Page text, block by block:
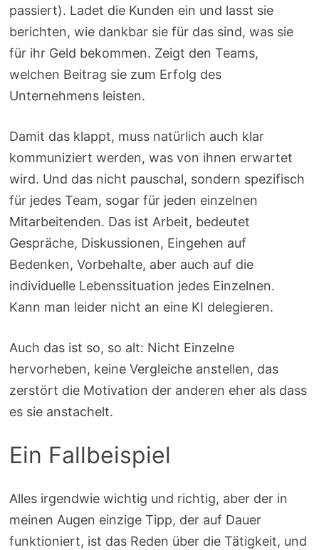
passiert). Ladet die Kunden ein und lasst sie
berichten, wie dankbar sie für das sind, was sie
für ihr Geld bekommen. Zeigt den Teams,
welchen Beitrag sie zum Erfolg des
Unternehmens leisten.
Damit das klappt, muss natürlich auch klar
kommuniziert werden, was von ihnen erwartet
wird. Und das nicht pauschal, sondern spezifisch
für jedes Team, sogar für jeden einzelnen
Mitarbeitenden. Das ist Arbeit, bedeutet
Gespräche, Diskussionen, Eingehen auf
Bedenken, Vorbehalte, aber auch auf die
individuelle Lebenssituation jedes Einzelnen.
Kann man leider nicht an eine KI delegieren.
Auch das ist so, so alt: Nicht Einzelne
hervorheben, keine Vergleiche anstellen, das
zerstört die Motivation der anderen eher als dass
es sie anstachelt.
Ein Fallbeispiel
Alles irgendwie wichtig und richtig, aber der in
meinen Augen einzige Tipp, der auf Dauer
funktioniert, ist das Reden über die Tätigkeit, und